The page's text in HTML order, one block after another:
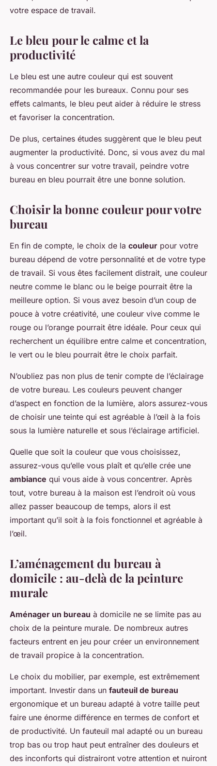
votre espace de travail.
Le bleu pour le calme et la
productivité
Le bleu est une autre couleur qui est souvent
recommandée pour les bureaux. Connu pour ses
effets calmants, le bleu peut aider à réduire le stress
et favoriser la concentration.
De plus, certaines études suggèrent que le bleu peut
augmenter la productivité. Donc, si vous avez du mal
à vous concentrer sur votre travail, peindre votre
bureau en bleu pourrait être une bonne solution.
Choisir la bonne couleur pour votre
bureau
En fin de compte, le choix de la couleur pour votre
bureau dépend de votre personnalité et de votre type
de travail. Si vous êtes facilement distrait, une couleur
neutre comme le blanc ou le beige pourrait être la
meilleure option. Si vous avez besoin d’un coup de
pouce à votre créativité, une couleur vive comme le
rouge ou l’orange pourrait être idéale. Pour ceux qui
recherchent un équilibre entre calme et concentration,
le vert ou le bleu pourrait être le choix parfait.
N’oubliez pas non plus de tenir compte de l’éclairage
de votre bureau. Les couleurs peuvent changer
d’aspect en fonction de la lumière, alors assurez-vous
de choisir une teinte qui est agréable à l’œil à la fois
sous la lumière naturelle et sous l’éclairage artificiel.
Quelle que soit la couleur que vous choisissez,
assurez-vous qu’elle vous plaît et qu’elle crée une
ambiance qui vous aide à vous concentrer. Après
tout, votre bureau à la maison est l’endroit où vous
allez passer beaucoup de temps, alors il est
important qu’il soit à la fois fonctionnel et agréable à
l’œil.
L’aménagement du bureau à
domicile : au-delà de la peinture
murale
Aménager un bureau à domicile ne se limite pas au
choix de la peinture murale. De nombreux autres
facteurs entrent en jeu pour créer un environnement
de travail propice à la concentration.
Le choix du mobilier, par exemple, est extrêmement
important. Investir dans un fauteuil de bureau
ergonomique et un bureau adapté à votre taille peut
faire une énorme différence en termes de confort et
de productivité. Un fauteuil mal adapté ou un bureau
trop bas ou trop haut peut entraîner des douleurs et
des inconforts qui distrairont votre attention et nuiront